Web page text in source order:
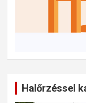
Halőrzéssel